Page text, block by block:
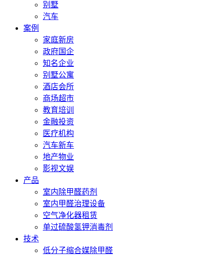
别墅
汽车
案例
家庭新房
政府国企
知名企业
别墅公寓
酒店会所
商场超市
教育培训
金融投资
医疗机构
汽车新车
地产物业
影视文娱
产品
室内除甲醛药剂
室内甲醛治理设备
空气净化器租赁
单过硫酸氢钾消毒剂
技术
低分子缩合媒除甲醛